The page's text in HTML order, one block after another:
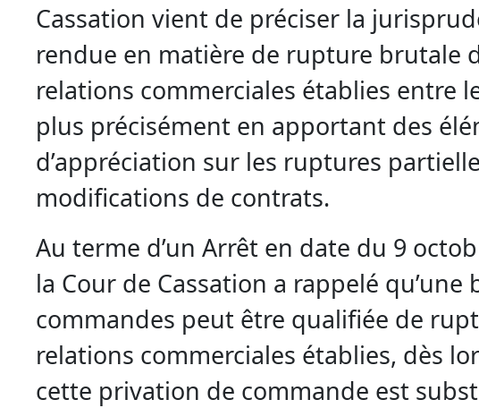
Cassation vient de préciser la
rendue en matière de rupture brutale
relations commerciales établies entre
plus précisément en apportant des
d’appréciation sur les ruptures
modifications de contrats.
Au terme d’un Arrêt en date du 9
la Cour de Cassation a rappelé qu’une
commandes peut être qualifiée de
relations commerciales établies, dès
cette privation de commande est